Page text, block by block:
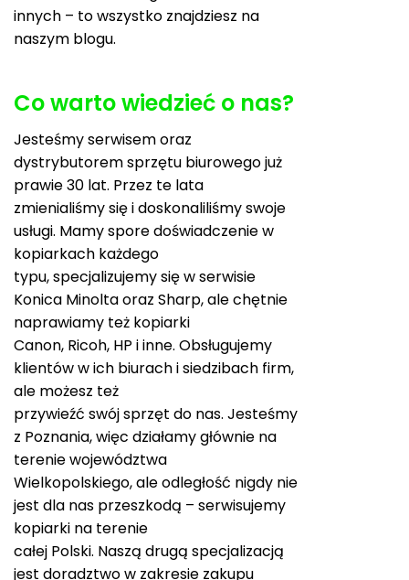
innych – to wszystko znajdziesz na
naszym blogu.
Co warto wiedzieć o nas?
Jesteśmy serwisem oraz
dystrybutorem sprzętu biurowego już
prawie 30 lat. Przez te lata
zmienialiśmy się i doskonaliliśmy swoje
usługi. Mamy spore doświadczenie w
kopiarkach każdego
typu, specjalizujemy się w serwisie
Konica Minolta oraz Sharp, ale chętnie
naprawiamy też kopiarki
Canon, Ricoh, HP i inne. Obsługujemy
klientów w ich biurach i siedzibach firm,
ale możesz też
przywieźć swój sprzęt do nas. Jesteśmy
z Poznania, więc działamy głównie na
terenie województwa
Wielkopolskiego, ale odległość nigdy nie
jest dla nas przeszkodą – serwisujemy
kopiarki na terenie
całej Polski. Naszą drugą specjalizacją
jest doradztwo w zakresie zakupu